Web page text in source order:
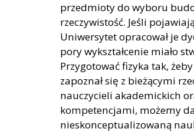
przedmioty do wyboru
rzeczywistość. Jeśli
Uniwersytet opracował je
pory wykształcenie miało
Przygotować fizyka tak,
zapoznał się z bieżącymi
nauczycieli akademickich
kompetencjami, możemy
nieskonceptualizowaną